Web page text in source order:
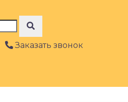
Заказать звонок